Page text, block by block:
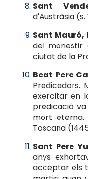
Sant
d'Austràsia (s.
Sant Mauró,
del monestir
ciutat de la
Beat Pere
Predicadors.
exercitar en
predicació
mort
Toscana
Sant Pere
anys
acceptar els